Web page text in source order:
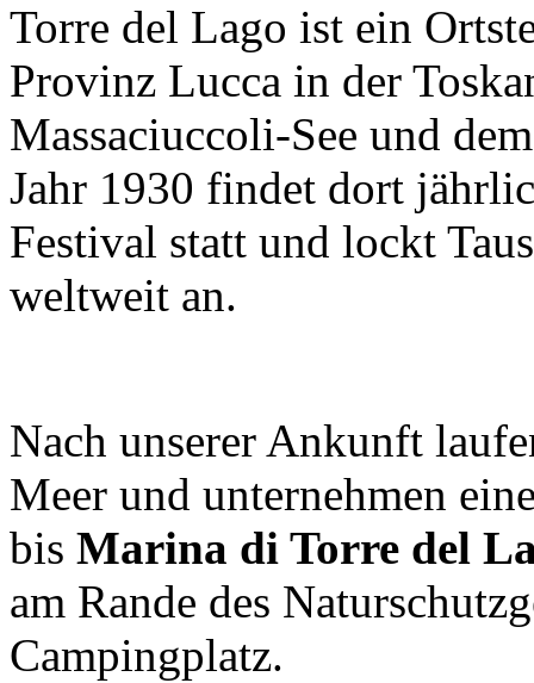
Torre del Lago ist ein
Provinz Lucca in der
Massaciuccoli-See und
Jahr 1930 findet dort
Festival statt und lockt
weltweit an.
Nach unserer Ankunft
Meer und unternehmen
bis Marina di Torre del
am Rande des
Campingplatz.